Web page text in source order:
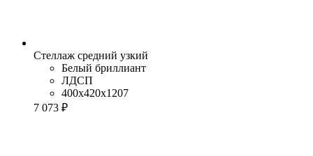
Стеллаж средний узкий
Белый бриллиант
ЛДСП
400x420x1207
7 073 ₽